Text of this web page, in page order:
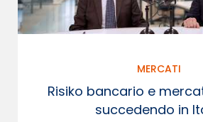
MERCATI
Risiko bancario e
succedendo in